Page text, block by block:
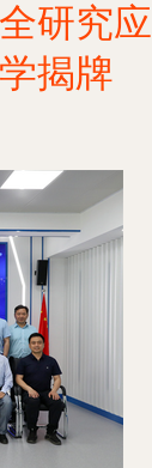
研究应
揭牌